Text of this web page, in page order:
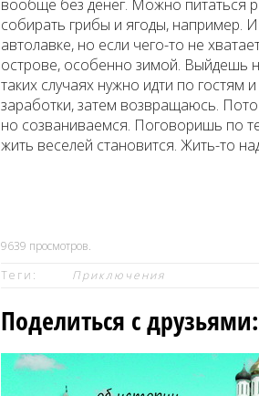
вообще без денег. Можно питаться
собирать грибы и ягоды, например.
автолавке, но если чего-то не
острове, особенно зимой. Выйдешь
таких случаях нужно идти по
заработки, затем возвращаюсь.
но созваниваемся. Поговоришь по
жить веселей становится. Жить-то
9639 просмотров.
Теги:
Приключения
Поделиться с друзьями: